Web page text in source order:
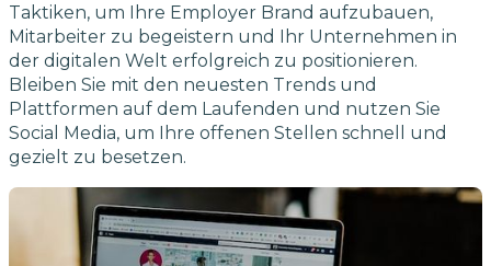
Taktiken, um Ihre Employer Brand aufzubauen,
Mitarbeiter zu begeistern und Ihr Unternehmen in
der digitalen Welt erfolgreich zu positionieren.
Bleiben Sie mit den neuesten Trends und
Plattformen auf dem Laufenden und nutzen Sie
Social Media, um Ihre offenen Stellen schnell und
gezielt zu besetzen.